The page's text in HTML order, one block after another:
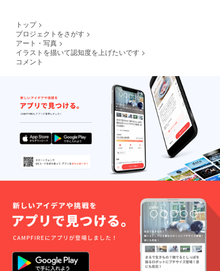
イズを
お選び
くださ
い。カ
ラーは
白を基
調の予
定で
す。 ※T
シャツ
とイラ
ストの
納期が
異なる
ます。
トップ >
プロジェクトをさがす >
アート・写真 >
イラストを描いて認知度を上げたいです >
コメント